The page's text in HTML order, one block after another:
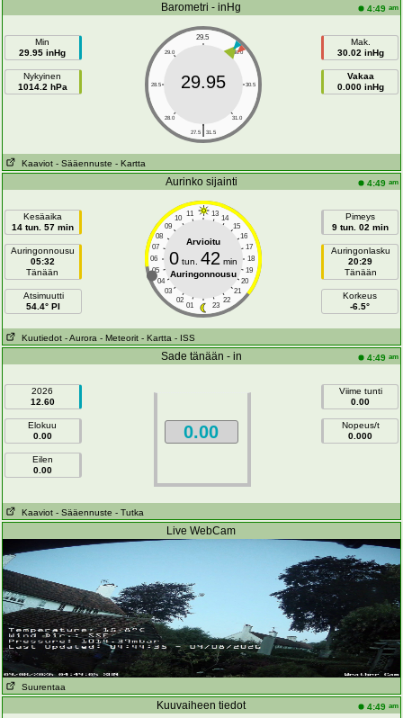
Barometri - inHg 4:49 am
Min
29.95 inHg
Nykyinen
1014.2 hPa
29.5
29.0 30.0
28.5 30.5
28.0 31.0
|
27.5 31.5
29.95
Mak.
30.02 inHg
Vakaa
0.000 inHg
Kaaviot - Sääennuste - Kartta
Aurinko sijainti 4:49 am
Kesäaika
14 tun. 57 min
Auringonnousu
05:32
Tänään
Atsimuutti
54.4° PI
11 13
10
14
09
15
08
16
07
17
06
18
05
19
04
20
03
21
02
22
01 23
Arvioitu
0tun. 42 min
Auringonnousu
Pimeys
9 tun. 02 min
Auringonlasku
20:29
Tänään
Korkeus
-6.5°
Kuutiedot - Aurora - Meteorit - Kartta - ISS
Sade tänään - in 4:49 am
2026
12.60
Elokuu
0.00
Eilen
0.00
0.00
Viime tunti
0.00
Nopeus/t
0.000
Kaaviot - Sääennuste - Tutka
Live WebCam
Suurentaa
Kuuvaiheen tiedot 4:49 am